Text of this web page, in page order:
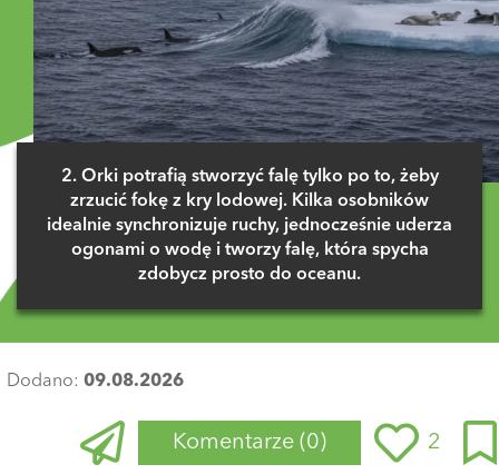
2. Orki potrafią stworzyć falę tylko po to, żeby
zrzucić fokę z kry lodowej. Kilka osobników
idealnie synchronizuje ruchy, jednocześnie uderza
ogonami o wodę i tworzy falę, która spycha
zdobycz prosto do oceanu.
Dodano: 09.08.2026
Komentarze (0) 2